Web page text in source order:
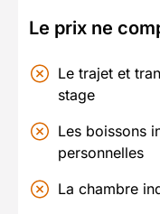
Le prix ne
Le trajet et
stage
Les boissons
personnelles
La chambre